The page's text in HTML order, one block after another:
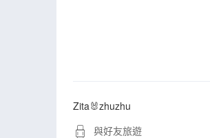
Zita🐰zhuzhu
與好友旅遊